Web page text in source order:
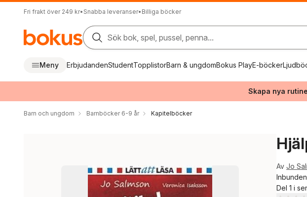
Fri frakt över 249 kr• Snabba leveranser• Billiga böcker
Sök bok, spel, pussel, penna...
Meny ErbjudandenStudentTopplistorBarn & ungdomBokus PlayE-böcker
Skapa nya
Barn och ungdom Barnböcker 6-9 år Kapitelböcker
Av Jo
Del 1 i